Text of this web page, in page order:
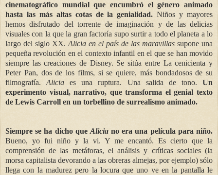
cinematográfico mundial que encumbró el género animado
hasta las más altas cotas de la genialidad.Niños y mayores
hemos disfrutado del torrente de imaginación y de las delicias
visuales con la que la gran factoría supo surtir a todo el planeta a lo
largo del siglo XX. Alicia en el país de las maravillas supone una
pequeña revolución en el contexto infantil en el que se han movido
siempre las creaciones de Disney. Se sitúa entre La cenicienta y
Peter Pan, dos de los films, si se quiere, más bondadosos de su
filmografía.Alicia es una ruptura. Una salida de tono. Un
experimento visual, narrativo, que transforma el genial texto
de Lewis Carroll en un torbellino de surrealismo animado.
Siempre se ha dicho que Aliciano era una película para niño.
Bueno, yo fui niño y la vi. Y me encantó. Es cierto que la
comprensión de las metáforas, el análisis y críticas sociales (la
morsa capitalista devorando a las obreras almejas, por ejemplo) sólo
llega con la madurez pero la locura que uno ve en la pantalla le